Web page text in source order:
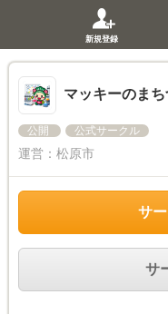
新規登録
マッキーのま
公開 公式サークル
運営： 松原市
サ
サ